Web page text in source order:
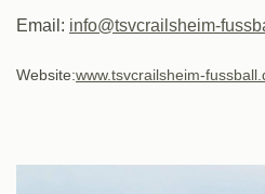
Email: info@tsvcrailsheim-
Website:www.tsvcrailsheim-